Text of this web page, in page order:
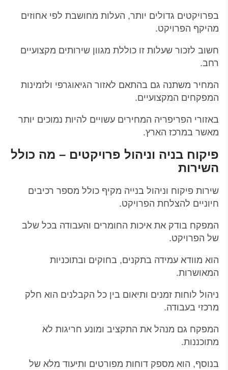
בפרויקטים גדולים יותר, העלות מחושבת לפי אחוזים
מהיקף הפרויקט.
חשוב לזכור שעלות זו כוללת מגוון שירותים מקצועיים
רחב.
המחיר משתנה גם בהתאם לאזור הגיאוגרפי ולזמינות
המפקחים המקצועיים.
באזורי הפריפריה המחירים עשויים להיות נמוכים יותר
מאשר במרכז הארץ.
פיקוח בניה וניהול פרויקטים – מה כולל
השירות
שירות פיקוח וניהול בנייה מקיף כולל מספר רכיבים
חיוניים להצלחת הפרויקט.
המפקח בודק את איכות החומרים והעבודה בכל שלב
של הפרויקט.
הוא מוודא עמידה בתקנים, בחוקים ובתוכניות
המאושרות.
ניהול לוחות זמנים ותיאום בין כל הקבלנים הוא חלק
מרכזי בעבודה.
המפקח גם מנהל את התקציב ומונע חריגות לא
מתוכננות.
בנוסף, הוא מספק דוחות מפורטים ותיעוד מלא של